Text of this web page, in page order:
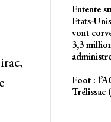
Entente
Etats-
vont
3,3
Foot :
Trélissac